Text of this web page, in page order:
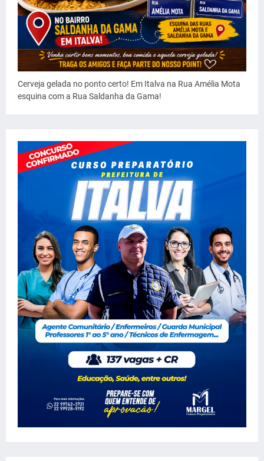
Cerveja gelada no ponto certo! Em Italva na Rua Amélia Mota
esquina com a Rua Saldanha da Gama!